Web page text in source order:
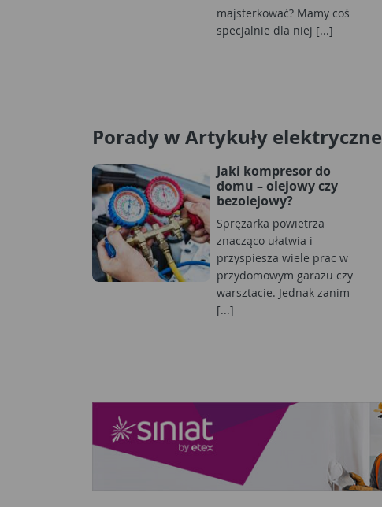
majsterkować? Mamy coś
specjalnie dla niej [...]
Porady w Artykuły elektryczne
Jaki kompresor do
domu – olejowy czy
bezolejowy?
Sprężarka powietrza
znacząco ułatwia i
przyspiesza wiele prac w
przydomowym garażu czy
warsztacie. Jednak zanim
[...]